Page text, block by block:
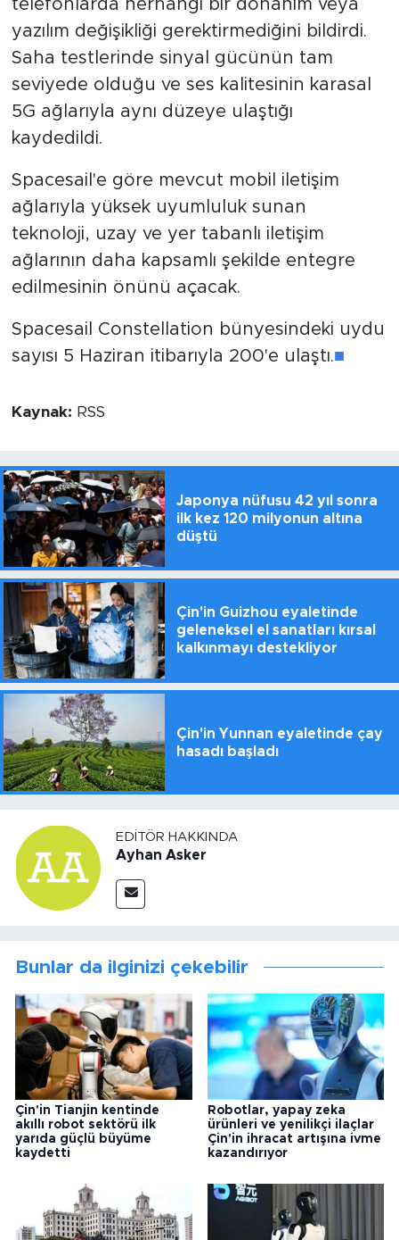
telefonlarda herhangi bir donanım veya
yazılım değişikliği gerektirmediğini bildirdi.
Saha testlerinde sinyal gücünün tam
seviyede olduğu ve ses kalitesinin karasal
5G ağlarıyla aynı düzeye ulaştığı
kaydedildi.
Spacesail'e göre mevcut mobil iletişim
ağlarıyla yüksek uyumluluk sunan
teknoloji, uzay ve yer tabanlı iletişim
ağlarının daha kapsamlı şekilde entegre
edilmesinin önünü açacak.
Spacesail Constellation bünyesindeki uydu
sayısı 5 Haziran itibarıyla 200'e ulaştı.■
Kaynak: RSS
Japonya nüfusu 42 yıl sonra
ilk kez 120 milyonun altına
düştü
Çin'in Guizhou eyaletinde
geleneksel el sanatları kırsal
kalkınmayı destekliyor
Çin'in Yunnan eyaletinde çay
hasadı başladı
EDITÖR HAKKINDA
Ayhan Asker
Bunlar da ilginizi çekebilir
Çin'in Tianjin kentinde
akıllı robot sektörü ilk
yarıda güçlü büyüme
kaydetti
Robotlar, yapay zeka
ürünleri ve yenilikçi ilaçlar
Çin'in ihracat artışına ivme
kazandırıyor